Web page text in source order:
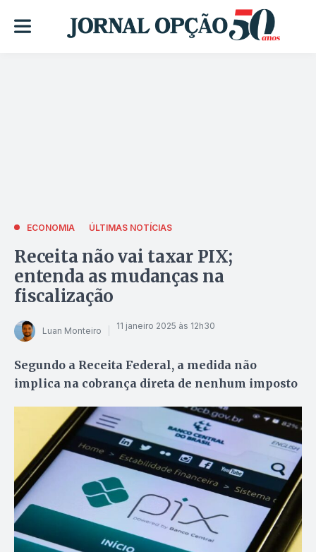
ECONOMIA ÚLTIMAS NOTÍCIAS
Receita não vai taxar PIX;
entenda as mudanças na
fiscalização
Luan Monteiro 11 janeiro 2025 às 12h30
Segundo a Receita Federal, a medida não
implica na cobrança direta de nenhum imposto